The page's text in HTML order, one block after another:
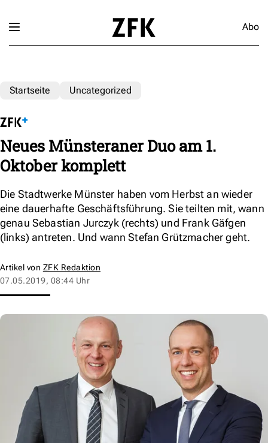
Abo
Startseite Uncategorized
Neues Münsteraner Duo am 1.
Oktober komplett
Die Stadtwerke Münster haben vom Herbst an wieder
eine dauerhafte Geschäftsführung. Sie teilten mit, wann
genau Sebastian Jurczyk (rechts) und Frank Gäfgen
(links) antreten. Und wann Stefan Grützmacher geht.
Artikel von ZFK Redaktion
07.05.2019, 08:44 Uhr